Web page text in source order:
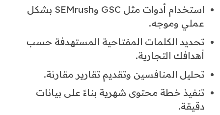
استخدام أدوات مثل GSC وSEMrush بشكل
عملي وموجه.
تحديد الكلمات المفتاحية المستهدفة حسب
أهدافك التجارية.
تحليل المنافسين وتقديم تقارير مقارنة.
تنفيذ خطة محتوى شهرية بناءً على بيانات
دقيقة.